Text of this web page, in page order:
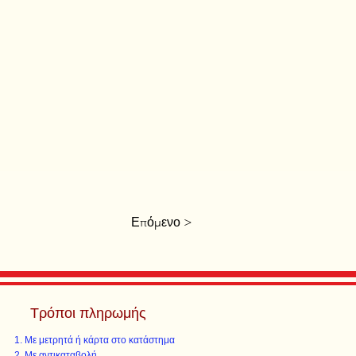
Επόμενο >
Τρόποι πληρωμής
Με μετρητά ή κάρτα στο κατάστημα